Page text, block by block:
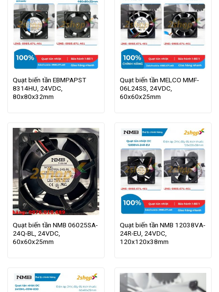
Quạt biến tần EBMPAPST
8314HU, 24VDC,
80x80x32mm
Quạt biến tần MELCO MMF-
06L24SS, 24VDC,
60x60x25mm
Quạt biến tần NMB 06025SA-
24Q-BL, 24VDC,
60x60x25mm
Quạt biến tần NMB 12038VA-
24R-EU, 24VDC,
120x120x38mm